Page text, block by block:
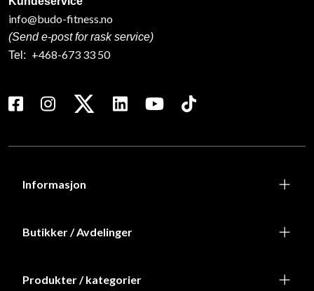
info@budo-fitness.no
(Send e-post for rask service)
Tel: +468-673 33 50
Informasjon
Butikker / Avdelinger
Produkter / kategorier